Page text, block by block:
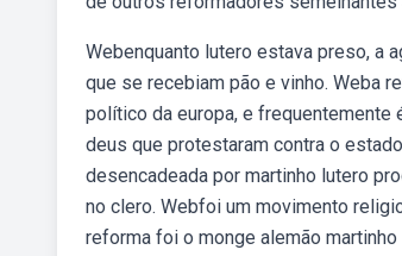
Webenquanto lutero estava preso, a
que se recebiam pão e vinho. Weba
político da europa, e
deus que protestaram contra o
desencadeada por martinho lutero
no clero. Webfoi um movimento
reforma foi o monge alemão